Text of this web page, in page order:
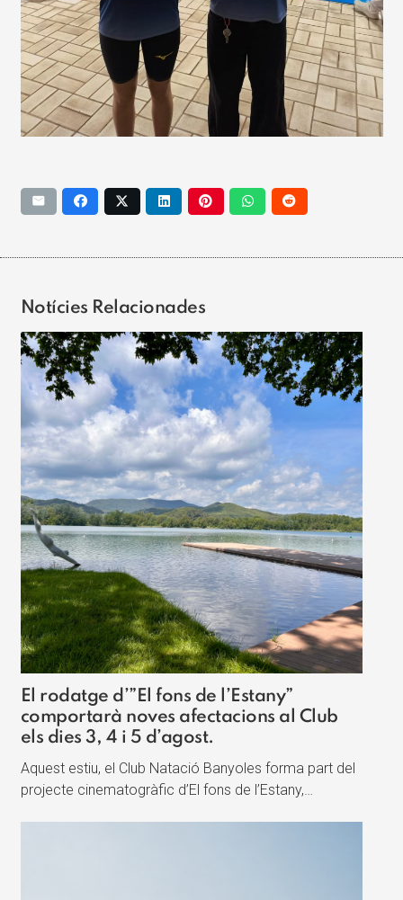
Notícies Relacionades
El rodatge d’”El fons de l’Estany”
comportarà noves afectacions al Club
els dies 3, 4 i 5 d’agost.
Aquest estiu, el Club Natació Banyoles forma part del
projecte cinematogràfic d’El fons de l’Estany,…